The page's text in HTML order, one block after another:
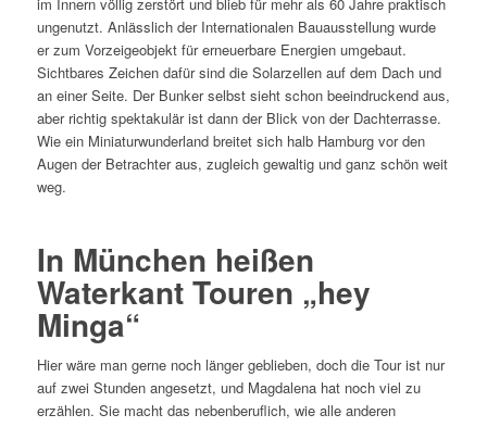
ungenutzt. Anlässlich der Internationalen Bauausstellung wurde
er zum Vorzeigeobjekt für erneuerbare Energien umgebaut.
Sichtbares Zeichen dafür sind die Solarzellen auf dem Dach und
an einer Seite. Der Bunker selbst sieht schon beeindruckend aus,
aber richtig spektakulär ist dann der Blick von der Dachterrasse.
Wie ein Miniaturwunderland breitet sich halb Hamburg vor den
Augen der Betrachter aus, zugleich gewaltig und ganz schön weit
weg.
In München heißen
Waterkant Touren „hey
Minga“
Hier wäre man gerne noch länger geblieben, doch die Tour ist nur
auf zwei Stunden angesetzt, und Magdalena hat noch viel zu
erzählen. Sie macht das nebenberuflich, wie alle anderen